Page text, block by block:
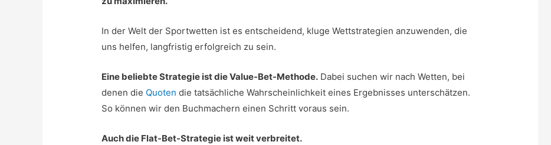
In der Welt der Sportwetten ist es entscheidend, kluge Wettstrategien anzuwenden, die
uns helfen, langfristig erfolgreich zu sein.
Eine beliebte Strategie ist die Value-Bet-Methode. Dabei suchen wir nach Wetten, bei
denen die Quoten die tatsächliche Wahrscheinlichkeit eines Ergebnisses unterschätzen.
So können wir den Buchmachern einen Schritt voraus sein.
Auch die Flat-Bet-Strategie ist weit verbreitet.